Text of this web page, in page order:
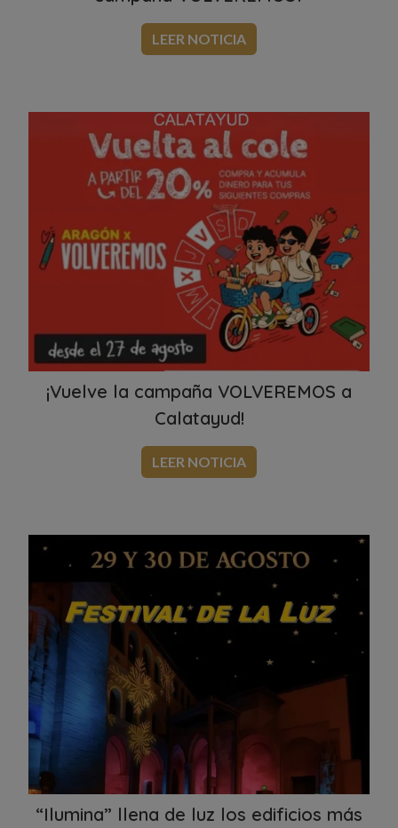
LEER NOTICIA
¡Vuelve la campaña VOLVEREMOS a
Calatayud!
LEER NOTICIA
“Ilumina” llena de luz los edificios más